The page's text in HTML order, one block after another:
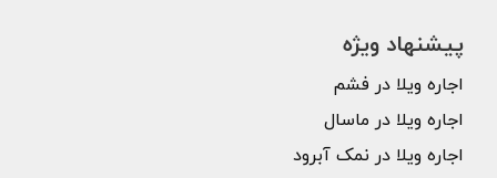
پیشنهاد ویژه
اجاره ویلا در فشم
اجاره ویلا در ماسال
اجاره ویلا در نمک آبرود